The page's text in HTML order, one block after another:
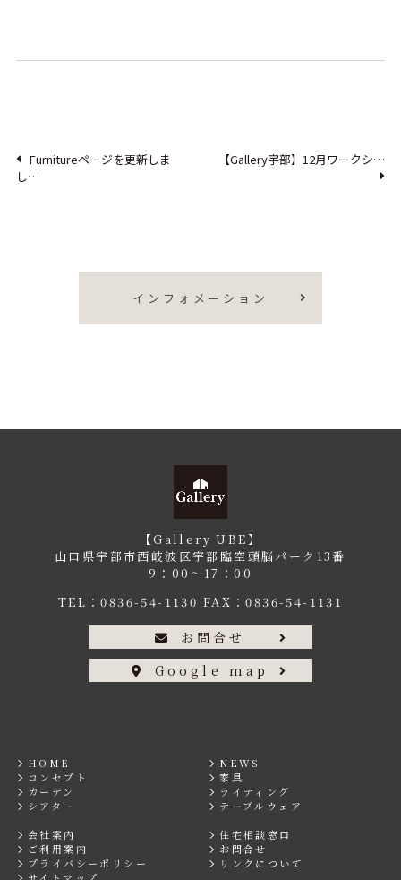
Furnitureページを更新しま
し…
【Gallery宇部】12月ワークシ…
インフォメーション
【Gallery UBE】
山口県宇部市西岐波区宇部臨空頭脳パーク13番
9：00〜17：00
TEL：0836-54-1130 FAX：0836-54-1131
お問合せ
Google map
HOME
NEWS
コンセプト
家具
カーテン
ライティング
シアター
テーブルウェア
会社案内
住宅相談窓口
ご利用案内
お問合せ
プライバシーポリシー
リンクについて
サイトマップ